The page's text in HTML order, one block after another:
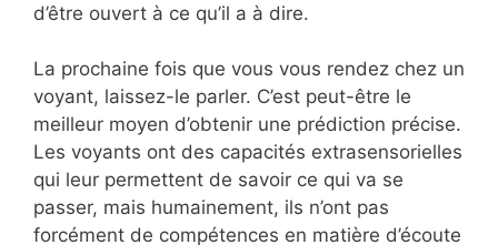
d’être ouvert à ce qu’il a à dire.
La prochaine fois que vous vous rendez chez un
voyant, laissez-le parler. C’est peut-être le
meilleur moyen d’obtenir une prédiction précise.
Les voyants ont des capacités extrasensorielles
qui leur permettent de savoir ce qui va se
passer, mais humainement, ils n’ont pas
forcément de compétences en matière d’écoute